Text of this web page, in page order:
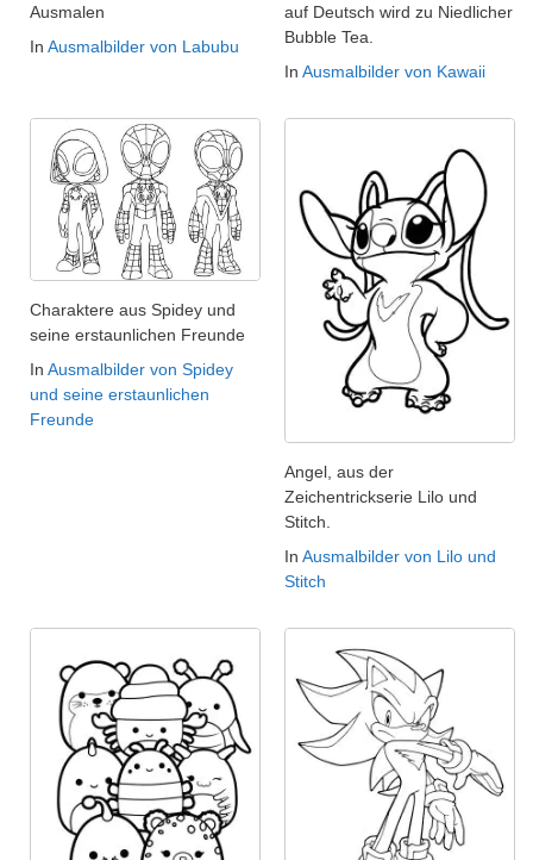
Ausmalen
In Ausmalbilder von Labubu
auf Deutsch wird zu Niedlicher
Bubble Tea.
In Ausmalbilder von Kawaii
Charaktere aus Spidey und
seine erstaunlichen Freunde
In Ausmalbilder von Spidey
und seine erstaunlichen
Freunde
Angel, aus der
Zeichentrickserie Lilo und
Stitch.
In Ausmalbilder von Lilo und
Stitch